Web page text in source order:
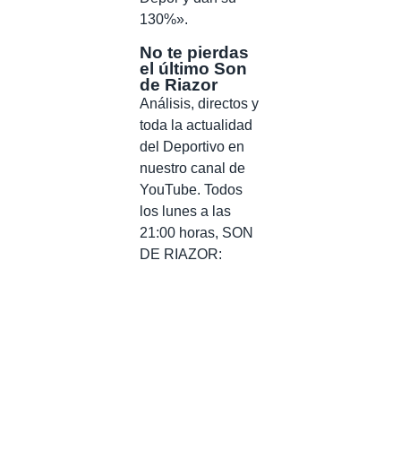
130%».
No te pierdas
el último Son
de Riazor
Análisis, directos y
toda la actualidad
del Deportivo en
nuestro canal de
YouTube. Todos
los lunes a las
21:00 horas, SON
DE RIAZOR: